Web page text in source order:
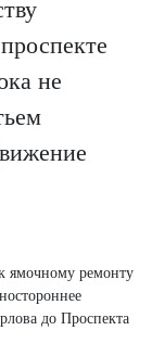
не
ямочному ремонту
до Проспекта